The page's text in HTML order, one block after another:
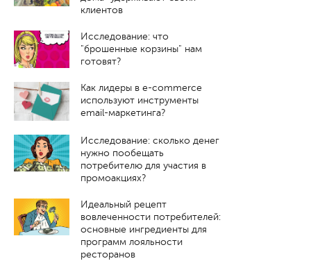
клиентов
Исследование: что
"брошенные корзины" нам
готовят?
Как лидеры в e-commerce
используют инструменты
email-маркетинга?
Исследование: сколько денег
нужно пообещать
потребителю для участия в
промоакциях?
Идеальный рецепт
вовлеченности потребителей:
основные ингредиенты для
программ лояльности
ресторанов